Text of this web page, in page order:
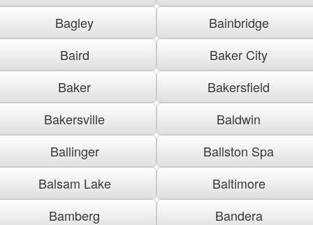
Bagley
Bainbridge
Baird
Baker City
Baker
Bakersfield
Bakersville
Baldwin
Ballinger
Ballston Spa
Balsam Lake
Baltimore
Bamberg
Bandera